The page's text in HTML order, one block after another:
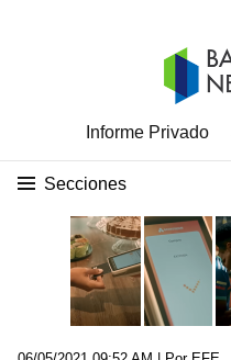
Informe Privado
Secciones